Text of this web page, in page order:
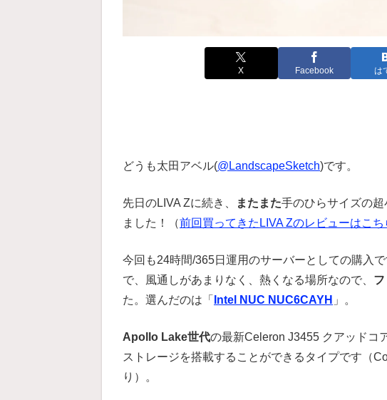
X Facebook は
どうも太田アベル(@LandscapeSketch)です。
先日のLIVA Zに続き、 またまた手のひらサイズの
ました！（前回買ってきたLIVA Zのレビューはこち
今回も24時間/365日運用のサーバーとしての購入
で、風通しがあまりなく、熱くなる場所なので、
た。選んだのは「
Intel NUC NUC6CAYH 」。
Apollo Lake世代の最新Celeron J3455 クアッドコ
ストレージを搭載することができるタイプです（
り）。